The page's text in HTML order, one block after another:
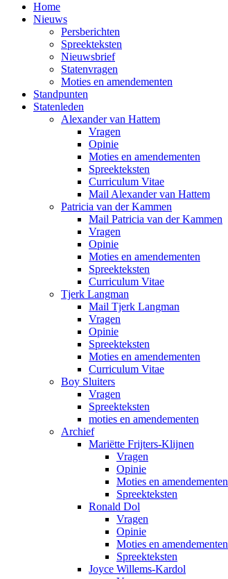
Home
Nieuws
Persberichten
Spreekteksten
Nieuwsbrief
Statenvragen
Moties en amendementen
Standpunten
Statenleden
Alexander van Hattem
Vragen
Opinie
Moties en amendementen
Spreekteksten
Curriculum Vitae
Mail Alexander van Hattem
Patricia van der Kammen
Mail Patricia van der Kammen
Vragen
Opinie
Moties en amendementen
Spreekteksten
Curriculum Vitae
Tjerk Langman
Mail Tjerk Langman
Vragen
Opinie
Spreekteksten
Moties en amendementen
Curriculum Vitae
Boy Sluiters
Vragen
Spreekteksten
moties en amendementen
Archief
Mariëtte Frijters-Klijnen
Vragen
Opinie
Moties en amendementen
Spreekteksten
Ronald Dol
Vragen
Opinie
Moties en amendementen
Spreekteksten
Joyce Willems-Kardol